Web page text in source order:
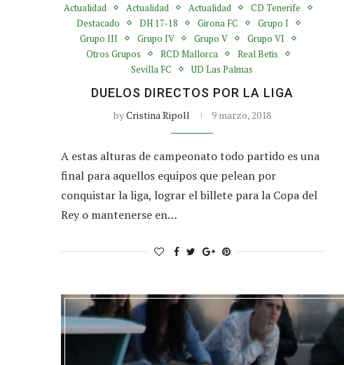
Actualidad Actualidad Actualidad
CD Tenerife
Destacado
DH 17-18 Girona FC
Grupo I
Grupo III
Grupo IV Grupo V
Grupo VI
Otros Grupos
RCD Mallorca
Real Betis
Sevilla FC
UD Las Palmas
DUELOS DIRECTOS POR LA LIGA
byCristina Ripoll 9 marzo, 2018
A estas alturas de campeonato todo partido es una
final para aquellos equipos que pelean por
conquistar la liga, lograr el billete para la Copa del
Rey o mantenerse en…